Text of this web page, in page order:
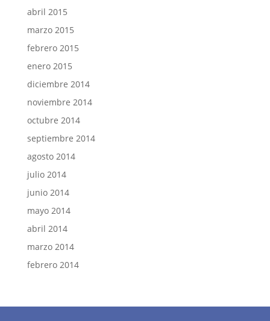
abril 2015
marzo 2015
febrero 2015
enero 2015
diciembre 2014
noviembre 2014
octubre 2014
septiembre 2014
agosto 2014
julio 2014
junio 2014
mayo 2014
abril 2014
marzo 2014
febrero 2014